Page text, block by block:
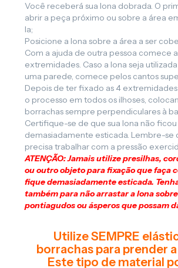
Você receberá sua lona dobrada. O
abrir a peça próximo ou sobre a área
la;
Posicione a lona sobre a área a ser
Com a ajuda de outra pessoa comece
extremidades. Caso a lona seja
uma parede, comece pelos cantos
Depois de ter fixado as 4
o processo em todos os ilhoses,
borrachas sempre perpendiculares à
Certifique-se de que sua lona não ficou
demasiadamente esticada. Lembre-se
precisa trabalhar com a pressão
ATENÇÃO: Jamais utilize presilhas,
ou outro objeto para fixação que faça
fique demasiadamente esticada.
também para não arrastar a lona
pontiagudos ou ásperos que possam
Utilize SEMPRE
borrachas para prender a
Este tipo de material